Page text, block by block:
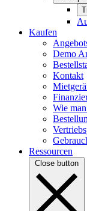
Kaufen
Demo
Kontakt
Wie
Ressourcen
Close button